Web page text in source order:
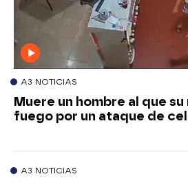
A3 NOTICIAS
Muere un hombre al que
fuego por un ataque de
A3 NOTICIAS